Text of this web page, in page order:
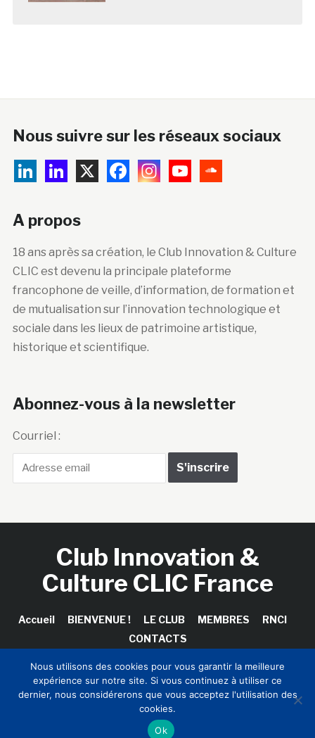
Nous suivre sur les réseaux sociaux
A propos
18 ans après sa création, le Club Innovation & Culture
CLIC est devenu la principale plateforme
francophone de veille, d’information, de formation et
de mutualisation sur l’innovation technologique et
sociale dans les lieux de patrimoine artistique,
historique et scientifique.
Abonnez-vous à la newsletter
Courriel :
Club Innovation &
Culture CLIC France
Accueil BIENVENUE ! LE CLUB MEMBRES
RNCI
CONTACTS
Copyright © 2026 Club Innovation & Culture CLIC France /
Sinapses Conseils
Nous utilisons des cookies pour vous garantir la meilleure
expérience sur notre site. Si vous continuez à utiliser ce
dernier, nous considérerons que vous acceptez l'utilisation des
cookies.
Ok